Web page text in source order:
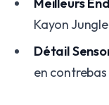
Kayon
Détail
en